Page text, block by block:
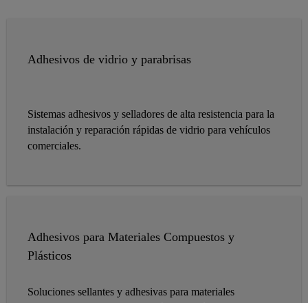
Adhesivos de vidrio y parabrisas
Sistemas adhesivos y selladores de alta resistencia para la
instalación y reparación rápidas de vidrio para vehículos
comerciales.
Adhesivos para Materiales Compuestos y
Plásticos
Soluciones sellantes y adhesivas para materiales